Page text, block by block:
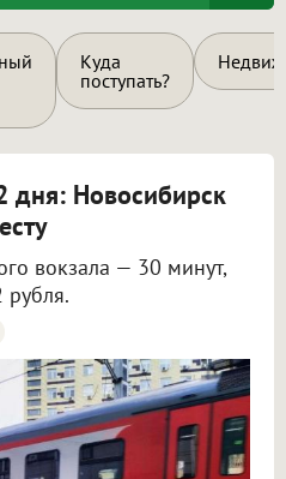
Куда
поступать?
дня: Новосибирск
вокзала — 30 минут,
рубля.